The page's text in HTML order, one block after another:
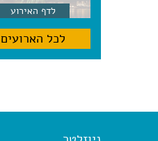
לדף האירוע
לכל הארועים